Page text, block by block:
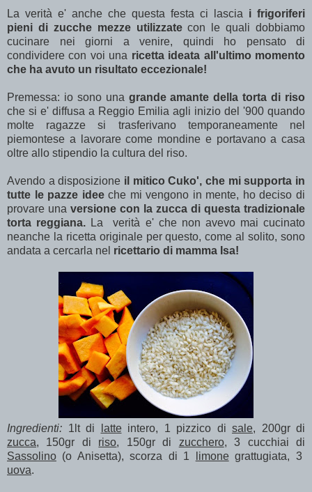
La verità e' anche che questa festa ci lascia i frigoriferi
pieni di zucche mezze utilizzatecon le quali dobbiamo
cucinare nei giorni a venire, quindi ho pensato di
condividere con voi una ricetta ideata all'ultimo momento
che ha avuto un risultato eccezionale!
Premessa: io sono una grande amante della torta di riso
che si e' diffusa a Reggio Emilia agli inizio del '900 quando
molte ragazze si trasferivano temporaneamente nel
piemontese a lavorare come mondine e portavano a casa
oltre allo stipendio la cultura del riso.
Avendo a disposizione il mitico Cuko', che mi supporta in
tutte le pazze ideeche mi vengono in mente, ho deciso di
provare una versione con la zucca di questa tradizionale
torta reggiana. La verità e' che non avevo mai cucinato
neanche la ricetta originale per questo, come al solito, sono
andata a cercarla nel ricettario di mamma Isa!
Ingredienti: 1lt di latteintero, 1 pizzico di sale, 200gr di
zucca, 150gr di riso, 150gr di zucchero, 3 cucchiai di
Sassolino (o Anisetta), scorza di 1 limonegrattugiata, 3
uova.